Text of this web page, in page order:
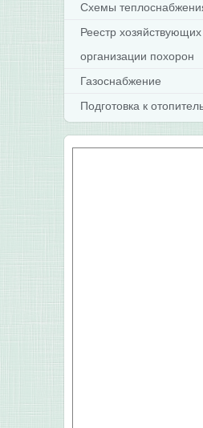
Схемы
Реестр
организации похорон
Газоснабжение
Подготовка к